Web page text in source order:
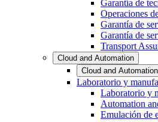
Garantía de
Operaciones
Garantía de
Garantía de
Transport
Cloud and Automation
Cloud and Automation
Laboratorio y
Laboratorio y
Automation
Emulación de